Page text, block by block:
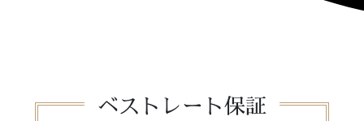
ベストレート保証